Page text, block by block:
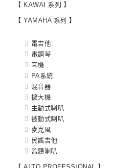
【 KAWAI 系列 】
【 YAMAHA 系列 】
電吉他
電鋼琴
耳機
PA系統
混音器
擴大機
主動式喇叭
被動式喇叭
麥克風
民謠吉他
監聽喇叭